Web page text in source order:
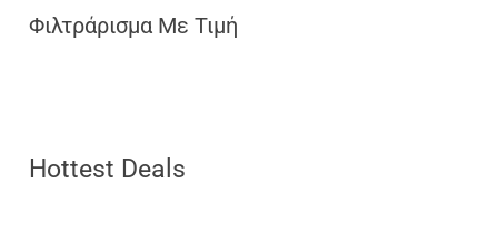
Φιλτράρισμα Με Τιμή
Hottest Deals